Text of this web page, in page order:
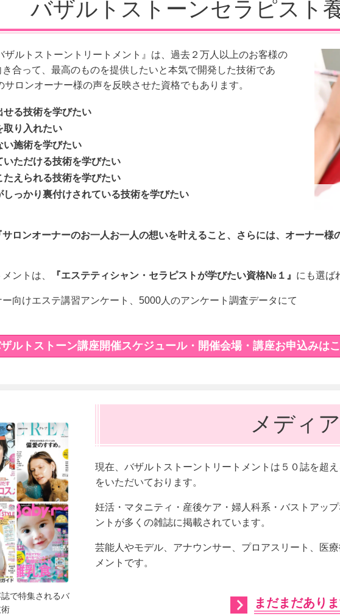
バザルトストーンセラピスト
ザルトストーントリートメント』は、過去２万人以上のお客様の
合って、最高のものを提供したいと本気で開発した技術であ
ロンオーナー様の声を反映させた資格でもあります。
せる技術を学びたい
取り入れたい
い施術を学びたい
ただける技術を学びたい
えられる技術を学びたい
っかり裏付けされている技術を学びたい
サロンオーナーのお一人お一人の想いを叶えること、さらには、オーナー
ントは、 『エステティシャン・セラピストが学びたい資格№１』 にも選ば
向けエステ講習アンケート、5000人のアンケート調査データにて
ルトストーン講座開催スケジュール・開催会場・講座お申込みは
で特集されるバ
メディ
現在、バザルトストーントリートメントは５０誌を超
をいただいております。
妊活・マタニティ・産後ケア・婦人科系・バストアッ
ントが多くの雑誌に掲載されています。
芸能人やモデル、アナウンサー、プロアスリート、医
メントです。
まだまだあり